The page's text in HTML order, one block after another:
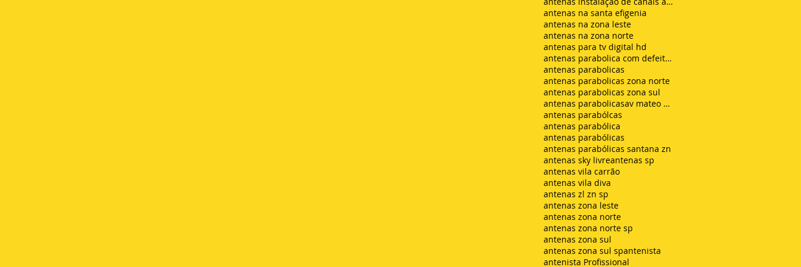
antenas na santa efigenia
antenas na zona leste
antenas na zona norte
antenas para tv digital hd
antenas parabolica com defeito sem sinal chuvisco
antenas parabolicas
antenas parabolicas zona norte
antenas parabolicas zona sul
antenas parabolicasav mateo bei são mateus
antenas parabólcas
antenas parabólica
antenas parabólicas
antenas parabólicas santana zn
antenas sky livreantenas sp
antenas vila carrão
antenas vila diva
antenas zl zn sp
antenas zona leste
antenas zona norte
antenas zona norte sp
antenas zona sul
antenas zona sul spantenista
antenista Profissional